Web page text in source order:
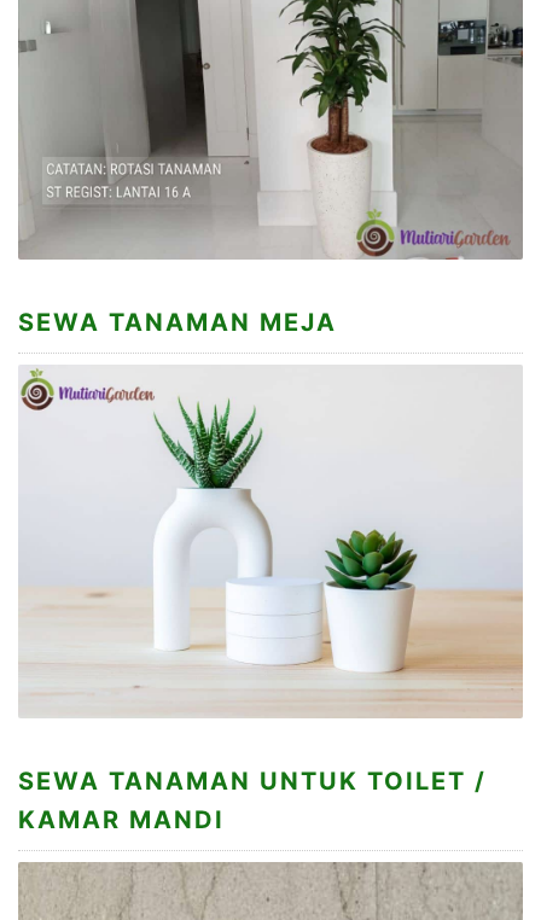
SEWA TANAMAN MEJA
SEWA TANAMAN UNTUK TOILET /
KAMAR MANDI